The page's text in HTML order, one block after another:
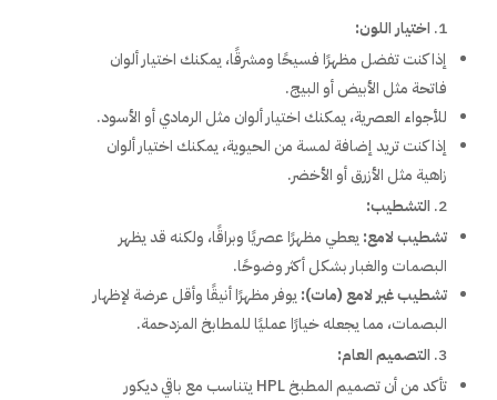
اختيار اللون:
إذا كنت تفضل مظهرًا فسيحًا ومشرقًا، يمكنك اختيار ألوان
فاتحة مثل الأبيض أو البيج.
للأجواء العصرية، يمكنك اختيار ألوان مثل الرمادي أو الأسود.
إذا كنت تريد إضافة لمسة من الحيوية، يمكنك اختيار ألوان
زاهية مثل الأزرق أو الأخضر.
التشطيب:
تشطيب لامع: يعطي مظهرًا عصريًا وبراقًا، ولكنه قد يظهر
البصمات والغبار بشكل أكثر وضوحًا.
تشطيب غير لامع (مات): يوفر مظهرًا أنيقًا وأقل عرضة لإظهار
البصمات، مما يجعله خيارًا عمليًا للمطابخ المزدحمة.
التصميم العام:
تأكد من أن تصميم المطبخ HPL يتناسب مع باقي ديكور